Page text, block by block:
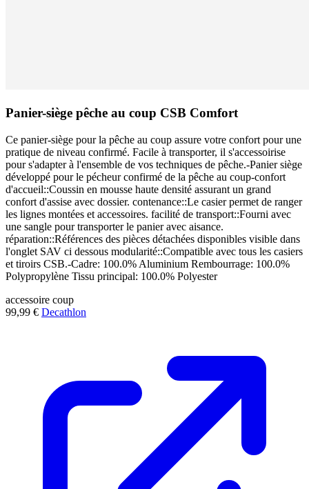
Panier-siège pêche au coup CSB Comfort
Ce panier-siège pour la pêche au coup assure votre confort pour une
pratique de niveau confirmé. Facile à transporter, il s'accessoirise
pour s'adapter à l'ensemble de vos techniques de pêche.-Panier siège
développé pour le pécheur confirmé de la pêche au coup-confort
d'accueil::Coussin en mousse haute densité assurant un grand
confort d'assise avec dossier. contenance::Le casier permet de ranger
les lignes montées et accessoires. facilité de transport::Fourni avec
une sangle pour transporter le panier avec aisance.
réparation::Références des pièces détachées disponibles visible dans
l'onglet SAV ci dessous modularité::Compatible avec tous les casiers
et tiroirs CSB.-Cadre: 100.0% Aluminium Rembourrage: 100.0%
Polypropylène Tissu principal: 100.0% Polyester
accessoire coup
99,99 € Decathlon